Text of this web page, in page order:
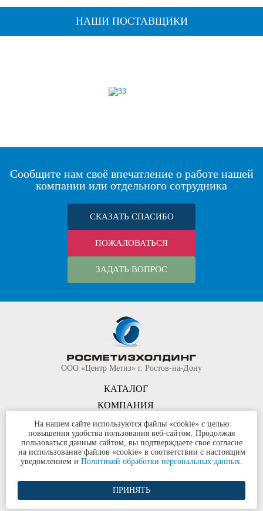
НАШИ ПОСТАВЩИКИ
Сообщите нам своё впечатление о работе нашей
компании или отдельного сотрудника
СКАЗАТЬ СПАСИБО
ПОЖАЛОВАТЬСЯ
ЗАДАТЬ ВОПРОС
КОМПАНИЯ
ООО «Центр Метиз» г. Ростов-на-Дону
КАТАЛОГ
КОНТАКТЫ
©ООО «Центр Метиз» 2000-2026
Все права защищены
Политика конфиденциальности
Разработка сайта и продвижение
На нашем сайте используются файлы «cookie» с целью
повышения удобства пользования веб-сайтом. Продолжая
пользоваться данным сайтом, вы подтверждаете свое согласие
на использование файлов «cookie» в соответствии с настоящим
уведомлением и Политикой обработки персональных данных.
ПРИНЯТЬ